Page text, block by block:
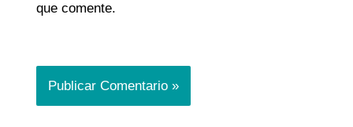
que comente.